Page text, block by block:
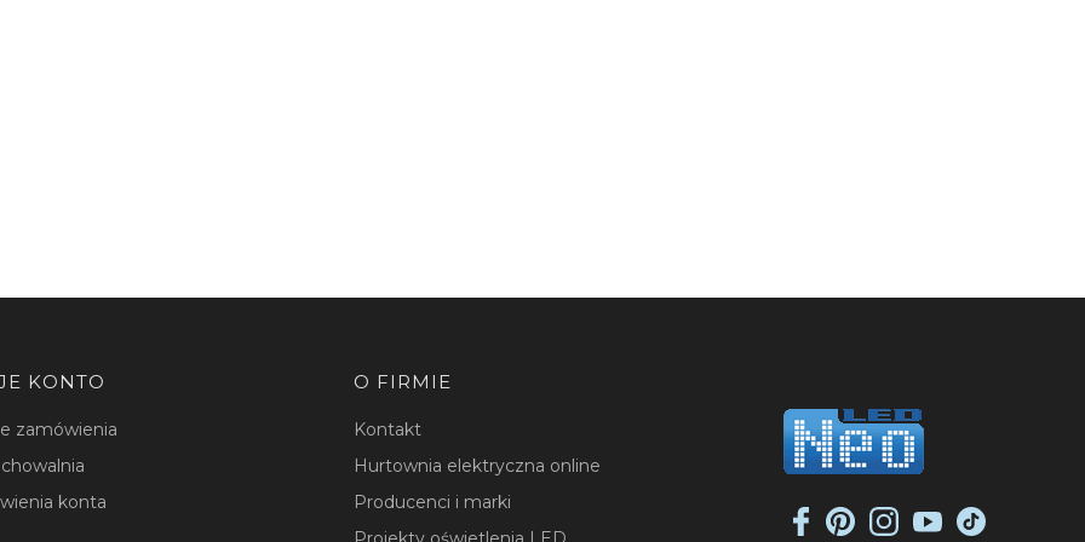
KONTO
zamówienia
konta
O FIRMIE
Kontakt
Hurtownia elektryczna online
Producenci i marki